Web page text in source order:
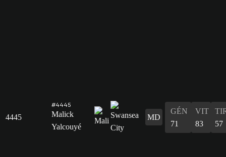
4445
#4445
Malick
Yalcouyé
MD
GÉN
71
VIT
83
57